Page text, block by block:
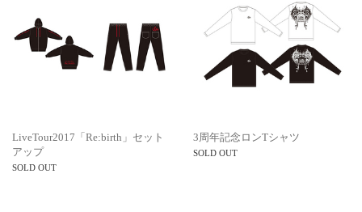
LiveTour2017「Re:birth」セット
アップ
SOLD OUT
3周年記念ロンTシャツ
SOLD OUT